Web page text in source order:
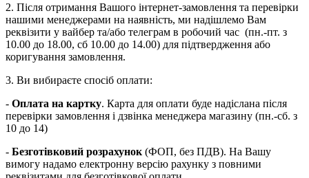
2. Після отримання Вашого інтернет-замовлення та перевірки
нашими менеджерами на наявність, ми надішлемо Вам
реквізити у вайбер та/або телеграм в робочий час (пн.-пт. з
10.00 до 18.00, сб 10.00 до 14.00) для підтвердження або
коригування замовлення.
3. Ви вибираєте спосіб оплати:
- Оплата на картку. Карта для оплати буде надіслана після
перевірки замовлення і дзвінка менеджера магазину (пн.-сб. з
10 до 14)
- Безготівковий розрахунок (ФОП, без ПДВ). На Вашу
вимогу надамо електронну версію рахунку з повними